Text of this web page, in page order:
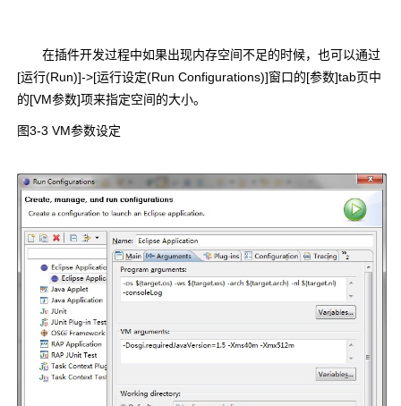
在插件开发过程中如果出现内存空间不足的时候，也可以通过
[运行(Run)]->[运行设定(Run Configurations)]窗口的[参数]tab页中
的[VM参数]项来指定空间的大小。
图3-3 VM参数设定